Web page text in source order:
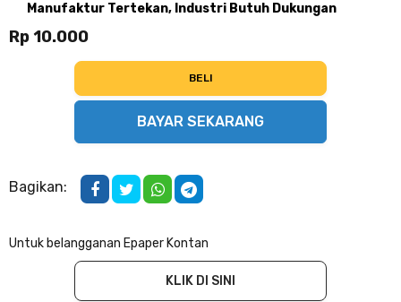
Manufaktur Tertekan, Industri Butuh Dukungan
Rp 10.000
BELI
BAYAR SEKARANG
Bagikan:
Untuk belangganan Epaper Kontan
KLIK DI SINI